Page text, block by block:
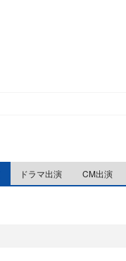
ドラマ出演 CM出演